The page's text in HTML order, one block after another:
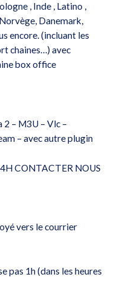
, Inde , Latino ,
Danemark,
encore. (incluant les
chaines…) avec
box office
– M3U – Vlc –
– avec autre plugin
CONTACTER NOUS
vers le courrier
pas 1h (dans les heures